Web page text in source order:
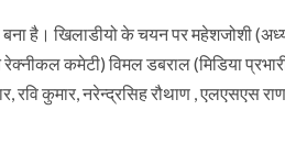
है। खिलाडीयो के चयन पर महेशजोशी
कमेटी) विमल डबराल (मिडिया
कुमार, नरेन्द्रसिह रौथाण , एलएसएस